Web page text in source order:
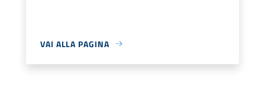
VAI ALLA PAGINA